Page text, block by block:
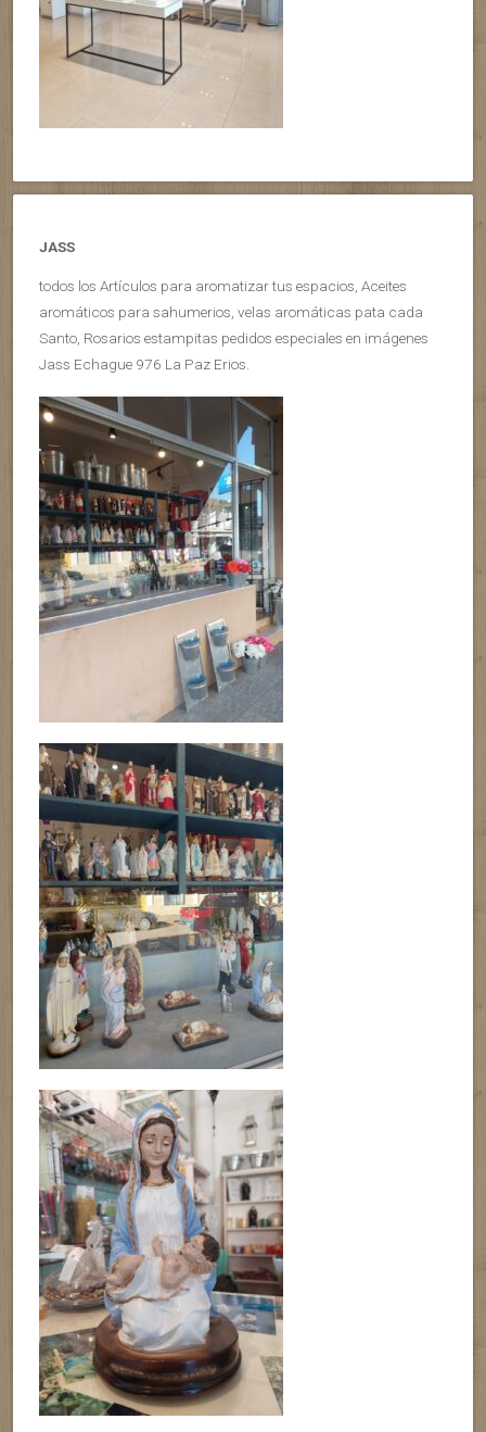
JASS
todos los Artículos para aromatizar tus espacios, Aceites
aromáticos para sahumerios, velas aromáticas pata cada
Santo, Rosarios estampitas pedidos especiales en imágenes
Jass Echague 976 La Paz Erios.